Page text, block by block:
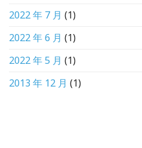
2022 年 7 月 (1)
2022 年 6 月 (1)
2022 年 5 月 (1)
2013 年 12 月 (1)